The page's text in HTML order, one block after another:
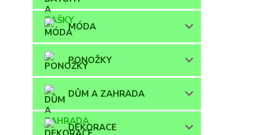
MÓDA
PONOŽKY
DŮM A ZAHRADA
DEKORACE